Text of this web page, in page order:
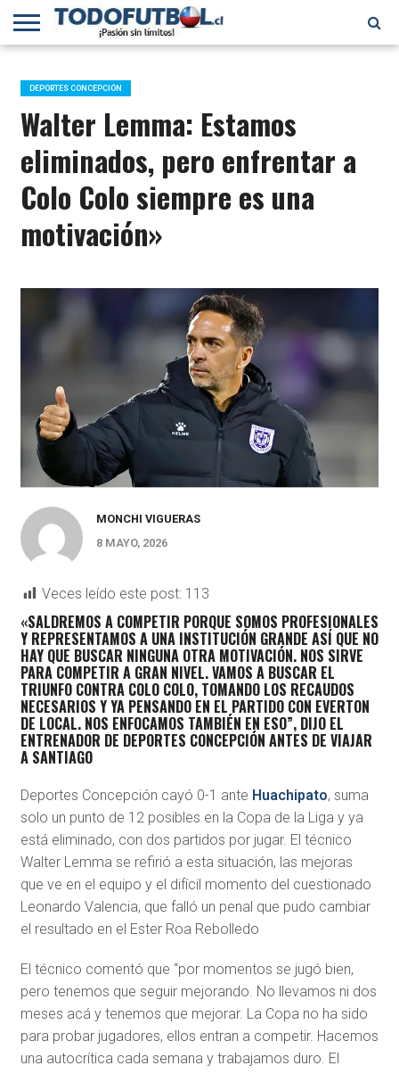
PRIMERA
B
SELECCIÓN
CHILENA
CHILENOS
EN EL
MUNDO
FÚTBOL
INTERNACIONAL
DEPORTES CONCEPCIÓN
Walter Lemma: Estamos
eliminados, pero enfrentar a
Colo Colo siempre es una
motivación»
MONCHI VIGUERAS
8 MAYO, 2026
Veces leído este post: 113
«SALDREMOS A COMPETIR PORQUE SOMOS PROFESIONALES
Y REPRESENTAMOS A UNA INSTITUCIÓN GRANDE ASÍ QUE NO
HAY QUE BUSCAR NINGUNA OTRA MOTIVACIÓN. NOS SIRVE
PARA COMPETIR A GRAN NIVEL. VAMOS A BUSCAR EL
TRIUNFO CONTRA COLO COLO, TOMANDO LOS RECAUDOS
NECESARIOS Y YA PENSANDO EN EL PARTIDO CON EVERTON
DE LOCAL. NOS ENFOCAMOS TAMBIÉN EN ESO”, DIJO EL
ENTRENADOR DE DEPORTES CONCEPCIÓN ANTES DE VIAJAR
A SANTIAGO
Deportes Concepción cayó 0-1 ante Huachipato, suma
solo un punto de 12 posibles en la Copa de la Liga y ya
está eliminado, con dos partidos por jugar. El técnico
Walter Lemma se refirió a esta situación, las mejoras
que ve en el equipo y el difícil momento del cuestionado
Leonardo Valencia, que falló un penal que pudo cambiar
el resultado en el Ester Roa Rebolledo
El técnico comentó que “por momentos se jugó bien,
pero tenemos que seguir mejorando. No llevamos ni dos
meses acá y tenemos que mejorar. La Copa no ha sido
para probar jugadores, ellos entran a competir. Hacemos
una autocrítica cada semana y trabajamos duro. El